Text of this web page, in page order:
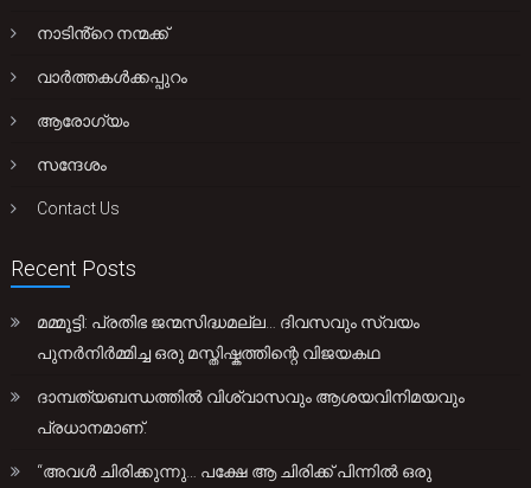
നാടിൻ്റെ നന്മക്ക്
വാർത്തകൾക്കപ്പുറം
ആരോഗ്യം
സന്ദേശം
Contact Us
Recent Posts
മമ്മൂട്ടി: പ്രതിഭ ജന്മസിദ്ധമല്ല… ദിവസവും സ്വയം
പുനർനിർമ്മിച്ച ഒരു മസ്തിഷ്കത്തിന്റെ വിജയകഥ
ദാമ്പത്യബന്ധത്തിൽ വിശ്വാസവും ആശയവിനിമയവും
പ്രധാനമാണ്.
“അവൾ ചിരിക്കുന്നു… പക്ഷേ ആ ചിരിക്ക് പിന്നിൽ ഒരു